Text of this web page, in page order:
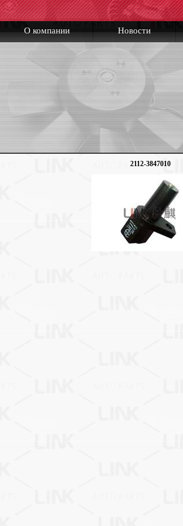
О компании Новости
2112-3847010